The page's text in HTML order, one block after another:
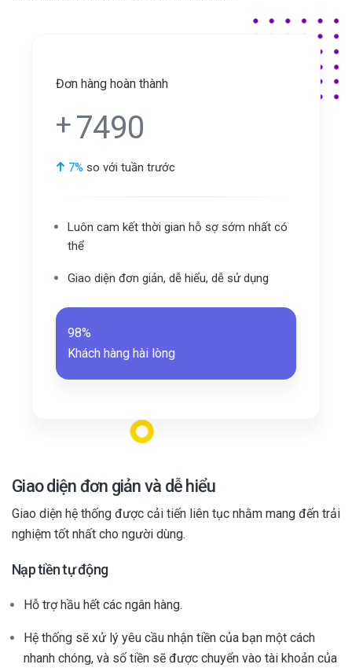
Giao diện đơn giản và dễ hiểu
Giao diện hệ thống được cải tiến liên tục nhằm mang đến trải
nghiệm tốt nhất cho người dùng.
Nạp tiền tự động
Hỗ trợ hầu hết các ngân hàng.
Hệ thống sẽ xử lý yêu cầu nhận tiền của bạn một cách
nhanh chóng, và số tiền sẽ được chuyển vào tài khoản của
Đơn hàng hoàn thành
+7490
7% so với tuần trước
Luôn cam kết thời gian hỗ sợ sớm nhất có
thể
Giao diện đơn giản, dễ hiểu, dễ sử dụng
98%
Khách hàng hài lòng